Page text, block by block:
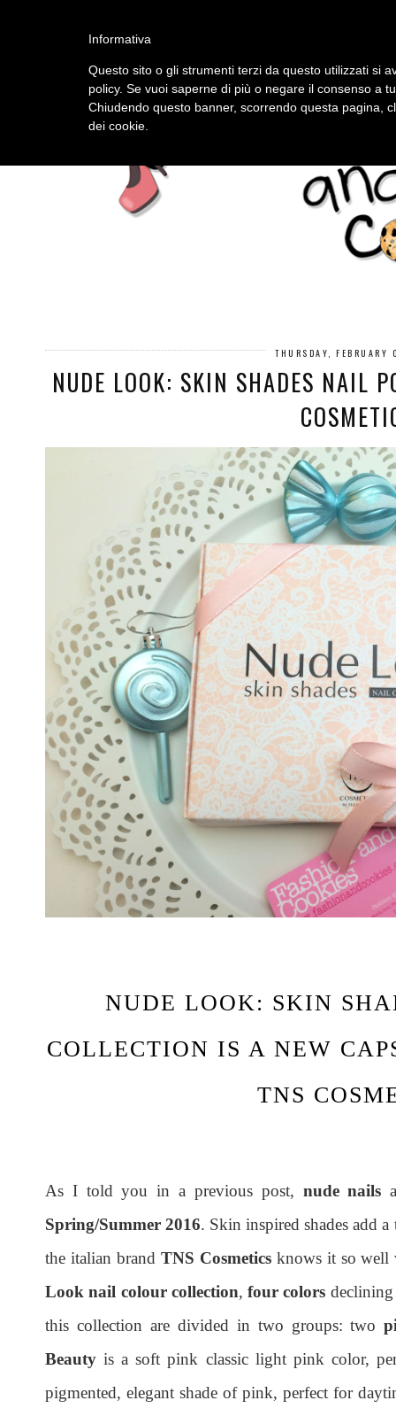
THURSDAY,
NUDE LOOK: SKIN SHADES NAIL
NUDE LOOK: SKIN
COLLECTION IS A NEW
TNS
As I told you in a previous post, nude nails
Spring/Summer 2016. Skin inspired shades add
the italian brand TNS Cosmeticsknows it so well
Look nail colour collection,four colors
this collection are divided in two groups: two
Beauty is a soft pink classic light pink color,
pigmented, elegant shade of pink, perfect for
Informativa
Questo sito o gli strumenti terzi da questo utilizzati si
policy. Se vuoi saperne di più o negare il consenso a
Chiudendo questo banner, scorrendo questa pagina,
dei cookie.